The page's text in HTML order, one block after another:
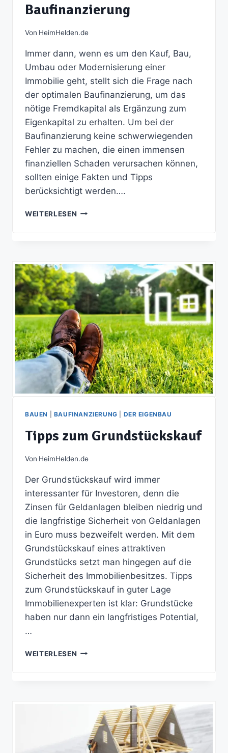
Baufinanzierung
Von HeimHelden.de
Immer dann, wenn es um den Kauf, Bau,
Umbau oder Modernisierung einer
Immobilie geht, stellt sich die Frage nach
der optimalen Baufinanzierung, um das
nötige Fremdkapital als Ergänzung zum
Eigenkapital zu erhalten. Um bei der
Baufinanzierung keine schwerwiegenden
Fehler zu machen, die einen immensen
finanziellen Schaden verursachen können,
sollten einige Fakten und Tipps
berücksichtigt werden….
WEITERLESEN DIE
BAUFINANZIERUNG
BAUEN BAUFINANZIERUNG DER EIGENBAU
Tipps zum Grundstückskauf
Von HeimHelden.de
Der Grundstückskauf wird immer
interessanter für Investoren, denn die
Zinsen für Geldanlagen bleiben niedrig und
die langfristige Sicherheit von Geldanlagen
in Euro muss bezweifelt werden. Mit dem
Grundstückskauf eines attraktiven
Grundstücks setzt man hingegen auf die
Sicherheit des Immobilienbesitzes. Tipps
zum Grundstückskauf in guter Lage
Immobilienexperten ist klar: Grundstücke
haben nur dann ein langfristiges Potential,
…
WEITERLESEN TIPPS